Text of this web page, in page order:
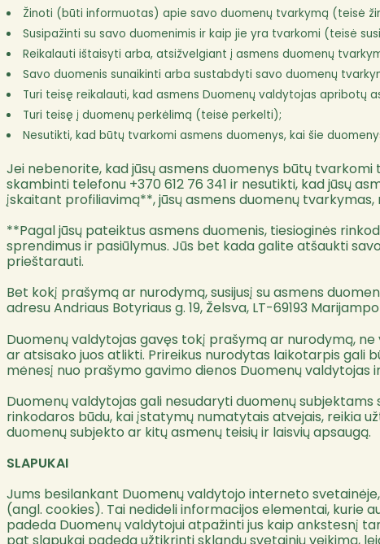
Žinoti (būti informuotas) apie savo duomenų tvarkymą (teisė
Susipažinti su savo duomenimis ir kaip jie yra tvarkomi (teisė
Reikalauti ištaisyti arba, atsižvelgiant į asmens duomenų
Savo duomenis sunaikinti arba sustabdyti savo duomenų
Turi teisę reikalauti, kad asmens Duomenų valdytojas
Turi teisę į duomenų perkėlimą (teisė perkelti);
Nesutikti, kad būtų tvarkomi asmens duomenys, kai šie
Jei nebenorite, kad jūsų asmens duomenys būtų
skambinti telefonu +370 612 76 341 ir nesutikti, kad jūsų
įskaitant profiliavimą**, jūsų asmens duomenų
**Pagal jūsų pateiktus asmens duomenis, tiesioginės
sprendimus ir pasiūlymus. Jūs bet kada galite atšaukti
prieštarauti.
Bet kokį prašymą ar nurodymą, susijusį su asmens
adresu Andriaus Botyriaus g. 19, Želsva, LT-69193
Duomenų valdytojas gavęs tokį prašymą ar nurodymą,
ar atsisako juos atlikti. Prireikus nurodytas laikotarpis gali
mėnesį nuo prašymo gavimo dienos Duomenų
Duomenų valdytojas gali nesudaryti duomenų
rinkodaros būdu, kai įstatymų numatytais atvejais, reikia
duomenų subjekto ar kitų asmenų teisių ir laisvių apsaugą.
SLAPUKAI
Jums besilankant Duomenų valdytojo interneto
(angl. cookies). Tai nedideli informacijos elementai, kurie
padeda Duomenų valdytojui atpažinti jus kaip ankstesnį